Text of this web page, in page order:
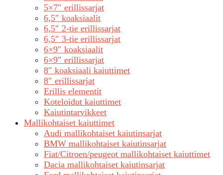
5×7″ erillissarjat
6,5″ koaksiaalit
6,5″ 2-tie erillissarjat
6,5″ 3-tie erillissarjat
6×9″ koaksiaalit
6×9″ erillissarjat
8″ koaksiaali kaiuttimet
8″ erillissarjat
Erillis elementit
Koteloidut kaiuttimet
Kaiutintarvikkeet
Mallikohtaiset kaiuttimet
Audi mallikohtaiset kaiutinsarjat
BMW mallikohtaiset kaiutinsarjat
Fiat/Citroen/peugeot mallikohtaiset kaiuttimet
Dacia mallikohtaiset kaiutinsarjat